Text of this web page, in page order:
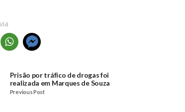
Prisão por tráfico de drogas foi
realizada em Marques de Souza
Previous Post